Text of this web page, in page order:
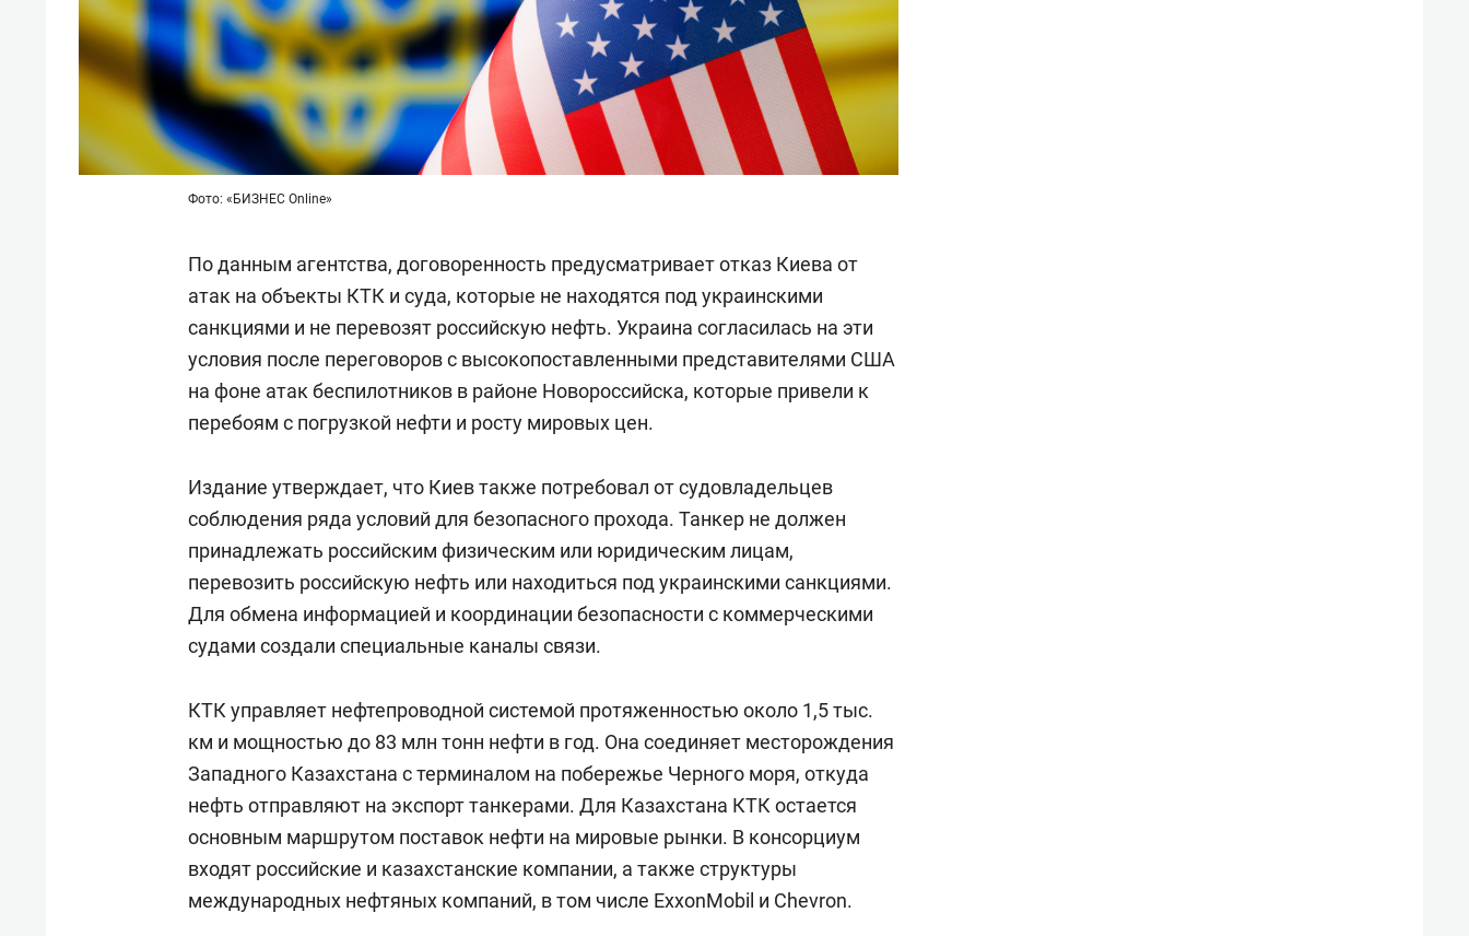
Фото: «БИЗНЕС Online»
По данным агентства, договоренность предусматривает отказ Киева от
атак на объекты КТК и суда, которые не находятся под украинскими
санкциями и не перевозят российскую нефть. Украина согласилась на эти
условия после переговоров с высокопоставленными представителями США
на фоне атак беспилотников в районе Новороссийска, которые привели к
перебоям с погрузкой нефти и росту мировых цен.
Издание утверждает, что Киев также потребовал от судовладельцев
соблюдения ряда условий для безопасного прохода. Танкер не должен
принадлежать российским физическим или юридическим лицам,
перевозить российскую нефть или находиться под украинскими санкциями.
Для обмена информацией и координации безопасности с коммерческими
судами создали специальные каналы связи.
КТК управляет нефтепроводной системой протяженностью около 1,5 тыс.
км и мощностью до 83 млн тонн нефти в год. Она соединяет месторождения
Западного Казахстана с терминалом на побережье Черного моря, откуда
нефть отправляют на экспорт танкерами. Для Казахстана КТК остается
основным маршрутом поставок нефти на мировые рынки. В консорциум
входят российские и казахстанские компании, а также структуры
международных нефтяных компаний, в том числе ExxonMobil и Chevron.